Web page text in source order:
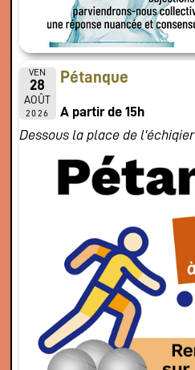
VEN
28
AOÛT
2026
Pétanque
A partir de 15h
Dessous la place de l'échiqier